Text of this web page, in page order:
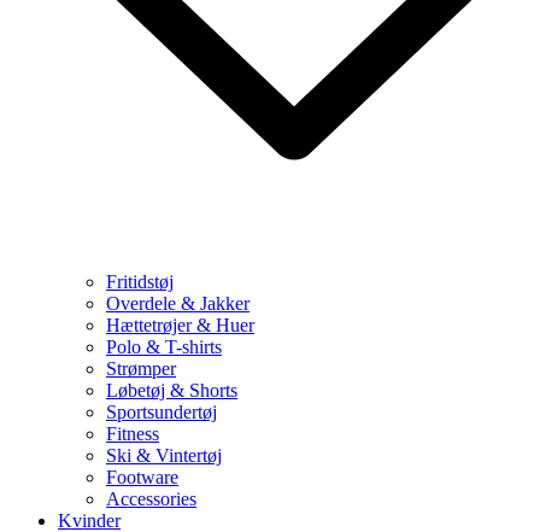
Fritidstøj
Overdele & Jakker
Hættetrøjer & Huer
Polo & T-shirts
Strømper
Løbetøj & Shorts
Sportsundertøj
Fitness
Ski & Vintertøj
Footware
Accessories
Kvinder